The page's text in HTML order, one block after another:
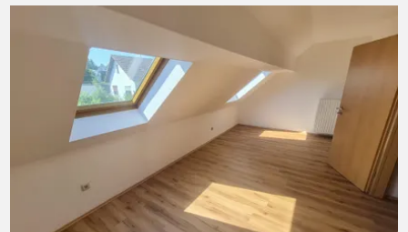
Grundstück (keine eigene Grünfläche, aber Terrasse). […]